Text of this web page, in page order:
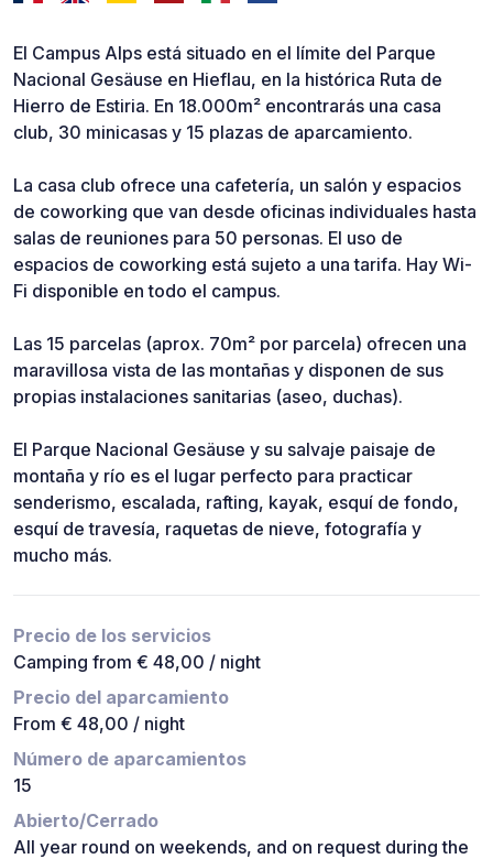
El Campus Alps está situado en el límite del Parque
Nacional Gesäuse en Hieflau, en la histórica Ruta de
Hierro de Estiria. En 18.000m² encontrarás una casa
club, 30 minicasas y 15 plazas de aparcamiento.
La casa club ofrece una cafetería, un salón y espacios
de coworking que van desde oficinas individuales hasta
salas de reuniones para 50 personas. El uso de
espacios de coworking está sujeto a una tarifa. Hay Wi-
Fi disponible en todo el campus.
Las 15 parcelas (aprox. 70m² por parcela) ofrecen una
maravillosa vista de las montañas y disponen de sus
propias instalaciones sanitarias (aseo, duchas).
El Parque Nacional Gesäuse y su salvaje paisaje de
montaña y río es el lugar perfecto para practicar
senderismo, escalada, rafting, kayak, esquí de fondo,
esquí de travesía, raquetas de nieve, fotografía y
mucho más.
Precio de los servicios
Camping from € 48,00 / night
Precio del aparcamiento
From € 48,00 / night
Número de aparcamientos
15
Abierto/Cerrado
All year round on weekends, and on request during the